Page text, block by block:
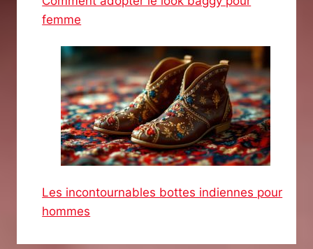
femme
Les incontournables bottes indiennes pour
hommes